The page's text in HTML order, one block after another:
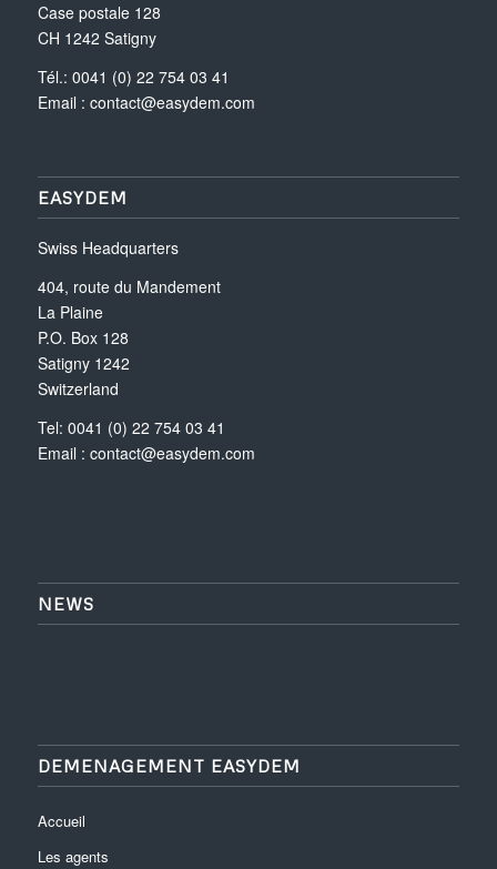
Case postale 128
CH 1242 Satigny
Tél.: 0041 (0) 22 754 03 41
Email : contact@easydem.com
EASYDEM
Swiss Headquarters
404, route du Mandement
La Plaine
P.O. Box 128
Satigny 1242
Switzerland
Tel: 0041 (0) 22 754 03 41
Email : contact@easydem.com
NEWS
DEMENAGEMENT EASYDEM
Accueil
Les agents